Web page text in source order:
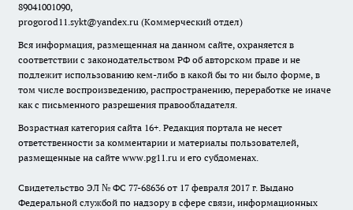
89041001090,
progorod11.sykt@yandex.ru (Коммерческий отдел)
Вся информация, размещенная на данном сайте, охраняется в
соответствии с законодательством РФ об авторском праве и не
подлежит использованию кем-либо в какой бы то ни было форме, в
том числе воспроизведению, распространению, переработке не иначе
как с письменного разрешения правообладателя.
Возрастная категория сайта 16+. Редакция портала не несет
ответственности за комментарии и материалы пользователей,
размещенные на сайте www.pg11.ru и его субдоменах.
Свидетельство ЭЛ № ФС 77-68636 от 17 февраля 2017 г. Выдано
Федеральной службой по надзору в сфере связи, информационных